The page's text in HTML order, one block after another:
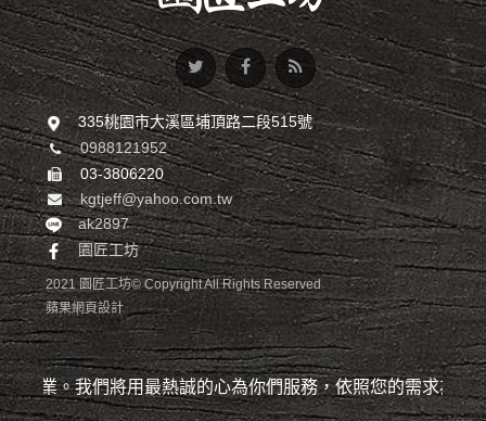
335桃園市大溪區埔頂路二段515號
0988121952
03-3806220
kgtjeff@yahoo.com.tw
ak2897
園匠工坊
2021 園匠工坊© Copyright All Rights Reserved
蘋果網頁設計
專業。我們將用最熱誠的心為你們服務，依照您的需求為您